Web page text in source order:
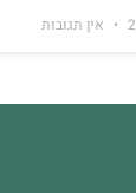
אין תגובות